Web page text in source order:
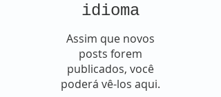
idioma
Assim que novos
posts forem
publicados, você
poderá vê-los aqui.